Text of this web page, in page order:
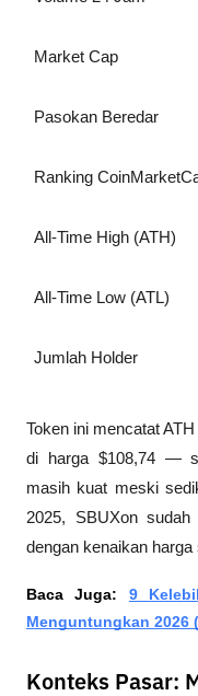
Market Cap
Pasokan Beredar
Ranking
All-Time High (ATH)
All-Time Low (ATL)
Jumlah Holder
Token ini mencatat
di harga $108,74 —
masih kuat meski
2025, SBUXon
dengan kenaikan
Baca Juga: 9
Menguntungkan 2026
Konteks Pasar: